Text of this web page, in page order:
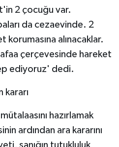
2 çocuğu var.
da cezaevinde. 2
korumasına alınacaklar.
çerçevesinde hareket
ediyoruz' dedi.
kararı
hazırlamak
ardından ara kararını
sanığın tutukluluk